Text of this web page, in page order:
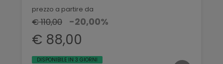
prezzo a partire da
€ 110,00 -20,00%
€ 88,00
DISPONIBILE IN 3 GIORNI